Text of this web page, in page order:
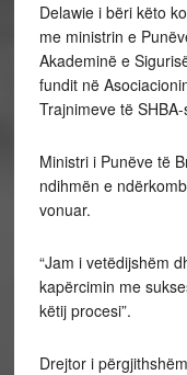
Delawie i bëri këto
me ministrin e
Akademinë e
fundit në
Trajnimeve të SHBA-
Ministri i Punëve të
ndihmën e
vonuar.
“Jam i vetëdijshëm
kapërcimin me
këtij procesi”.
Drejtor i